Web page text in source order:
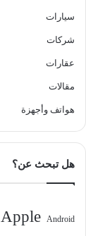
سيارات
شركات
عقارات
مقالات
هواتف وأجهزة
هل تبحث عن؟
Android
Apple